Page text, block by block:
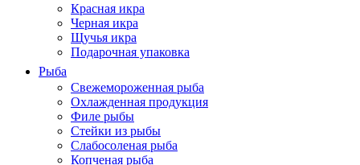
Красная икра
Черная икра
Щучья икра
Подарочная упаковка
Рыба
Свежемороженная рыба
Охлажденная продукция
Филе рыбы
Стейки из рыбы
Слабосоленая рыба
Копченая рыба